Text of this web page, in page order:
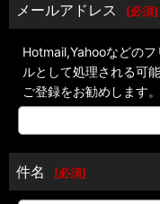
メールアドレス [必須]
Hotmail,Yahooなどの
ルとして処理される可
ご登録をお勧めします。
件名 [必須]